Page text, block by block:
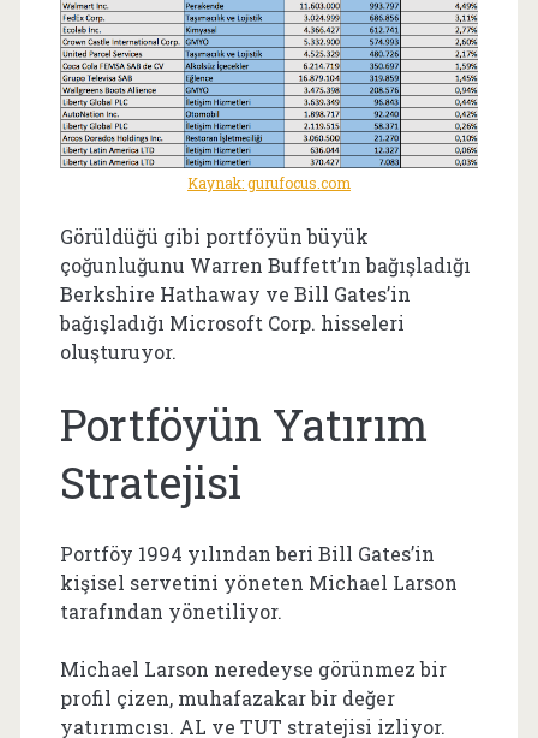
Kaynak: gurufocus.com
Görüldüğü gibi portföyün büyük
çoğunluğunu Warren Buffett’ın bağışladığı
Berkshire Hathaway ve Bill Gates’in
bağışladığı Microsoft Corp. hisseleri
oluşturuyor.
Portföyün Yatırım
Stratejisi
Portföy 1994 yılından beri Bill Gates’in
kişisel servetini yöneten Michael Larson
tarafından yönetiliyor.
Michael Larson neredeyse görünmez bir
profil çizen, muhafazakar bir değer
yatırımcısı. AL ve TUT stratejisi izliyor.